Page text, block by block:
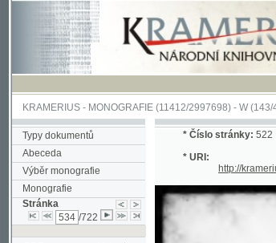
KRAMERIUS-MONOGRAFIE(11412/2997698) -W (143/45392)
Typy dokumentů
Abeceda
Výběr monografie
Monografie
Stránka
/722
PDF Vytvořit
rozsah stran: (max. 20)
http://